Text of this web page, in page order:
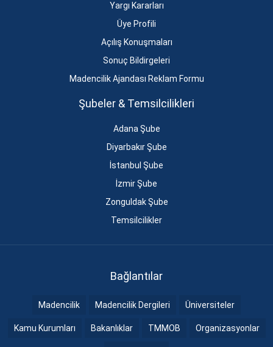
Yargı Kararları
Üye Profili
Açılış Konuşmaları
Sonuç Bildirgeleri
Madencilik Ajandası Reklam Formu
Şubeler & Temsilcilikleri
Adana Şube
Diyarbakır Şube
İstanbul Şube
İzmir Şube
Zonguldak Şube
Temsilcilikler
Bağlantılar
Madencilik Madencilik Dergileri Üniversiteler
Kamu Kurumları Bakanlıklar TMMOB Organizasyonlar